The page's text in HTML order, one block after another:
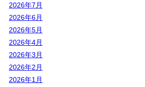
2026年7月
2026年6月
2026年5月
2026年4月
2026年3月
2026年2月
2026年1月